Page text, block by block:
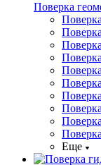
Поверка
Еще